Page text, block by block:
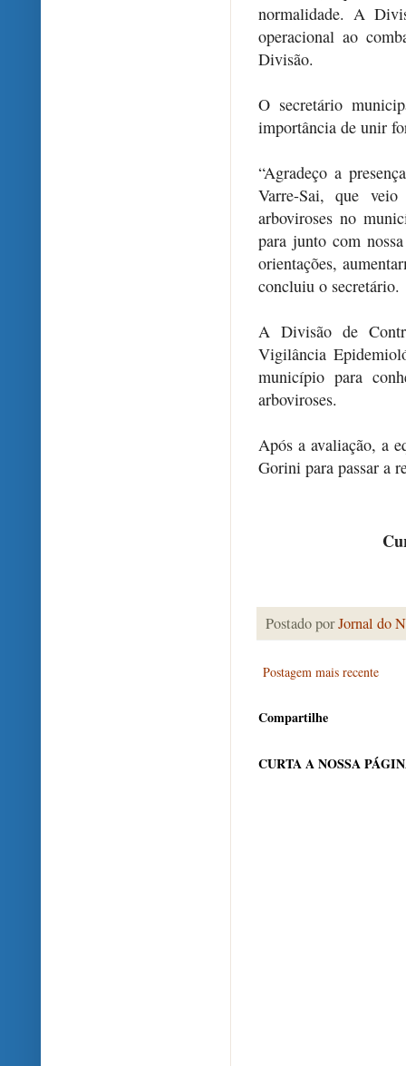
normalidade. A
operacional ao
Divisão.
O secretário
importância de unir
“Agradeço a
Varre-Sai, que
arboviroses no
para junto com
orientações,
concluiu o secretário.
A Divisão de
Vigilância
município para
arboviroses.
Após a avaliação, a
Gorini para passar a
Postado porJornal do
Postagem mais recente
Compartilhe
CURTA A NOSSA